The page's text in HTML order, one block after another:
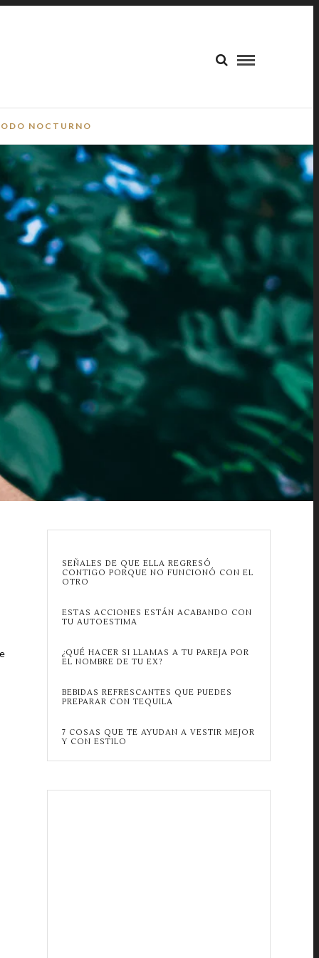
NOCTURNO
SEÑALES DE QUE ELLA REGRESÓ
CONTIGO PORQUE NO FUNCIONÓ CON EL
OTRO
ESTAS ACCIONES ESTÁN ACABANDO CON
TU AUTOESTIMA
¿QUÉ HACER SI LLAMAS A TU PAREJA POR
EL NOMBRE DE TU EX?
BEBIDAS REFRESCANTES QUE PUEDES
PREPARAR CON TEQUILA
7 COSAS QUE TE AYUDAN A VESTIR MEJOR
Y CON ESTILO